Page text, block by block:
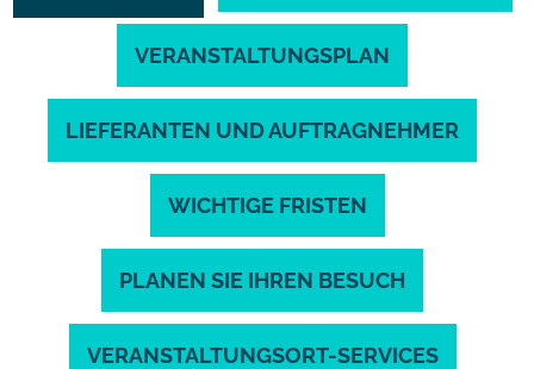
VERANSTALTUNGSPLAN
LIEFERANTEN UND AUFTRAGNEHMER
WICHTIGE FRISTEN
PLANEN SIE IHREN BESUCH
VERANSTALTUNGSORT-SERVICES